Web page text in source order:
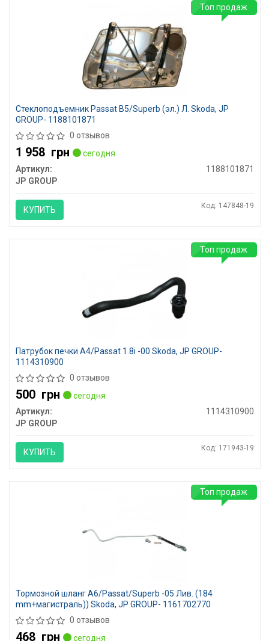
Стеклоподъемник Passat B5/Superb (эл.) Л. Skoda, JP
GROUP- 1188101871
0 отзывов
1 958 грн
сегодня
Артикул:
1188101871
JP GROUP
КУПИТЬ Код: 147848-19
Топ продаж
Патрубок печки A4/Passat 1.8i -00 Skoda, JP GROUP-
1114310900
0 отзывов
500 грн
сегодня
Артикул:
1114310900
JP GROUP
КУПИТЬ Код: 171943-19
Топ продаж
Тормозной шланг A6/Passat/Superb -05 Лив. (184
mm+магистраль)) Skoda, JP GROUP- 1161702770
0 отзывов
468 грн сегодня
Топ продаж